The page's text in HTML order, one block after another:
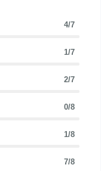
4/7
1/7
2/7
0/8
1/8
7/8